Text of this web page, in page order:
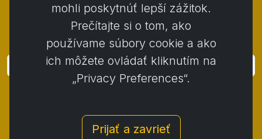
© Copyright 2014 - 2026 Activstar
Prihlásiť
Kontakt / Obchodné podmienky
Ochrana osobných údajov / Reklamačný poriadok
mohli poskytnúť lepší zážitok.
Prečítajte si o tom, ako
používame súbory cookie a ako
ich môžete ovládať kliknutím na
„Privacy Preferences“.
Prijať a zavrieť